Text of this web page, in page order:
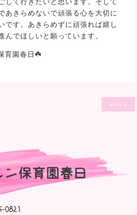
して行きたいと思います。そして
あきらめないで頑張る心を大切に
です。あきらめずに頑張れば嬉し
んでほしいと願っています。
育園春日☘️
prev »
0821